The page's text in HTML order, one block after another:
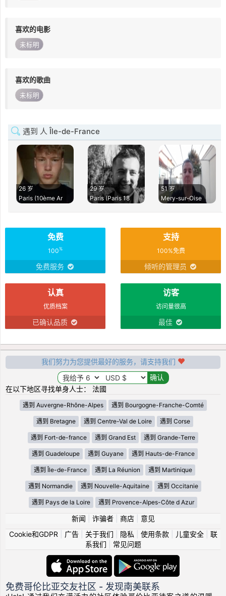
喜欢的电影
未标明
喜欢的歌曲
未标明
遇到 人 Île-de-France
26 岁
Paris (10ème Ar
29 岁
Paris (Paris 18
51 岁
Mery-sur-Oise
免费
100%
免费服务
支持
100%免费
倾听的管理员
认真
优质档案
已确认品质
访客
访问量很高
最佳
我们努力为您提供最好的服务，请支持我们
在以下地区寻找单身人士： 法國
遇到 Auvergne-Rhône-Alpes 遇到 Bourgogne-Franche-Comté
遇到 Bretagne 遇到 Centre-Val de Loire 遇到 Corse
遇到 Fort-de-france 遇到 Grand Est 遇到 Grande-Terre
遇到 Guadeloupe 遇到 Guyane 遇到 Hauts-de-France
遇到 Île-de-France 遇到 La Réunion 遇到 Martinique
遇到 Normandie 遇到 Nouvelle-Aquitaine 遇到 Occitanie
遇到 Pays de la Loire 遇到 Provence-Alpes-Côte d Azur
新闻 诈骗者| 商店| 意见
Cookie和GDPR
广告| 关于我们 隐私 使用条款| 儿童安全| 联
系我们
常见问题
免费哥伦比亚交友社区 - 发现南美联系